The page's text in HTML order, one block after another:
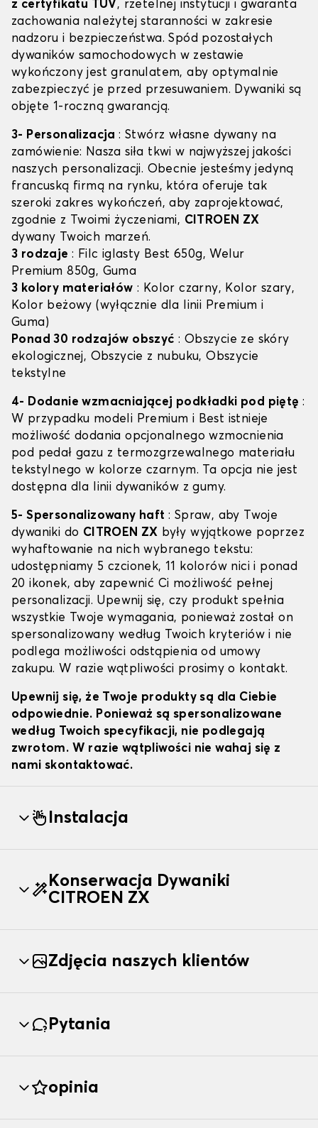
z certyfikatu TÜV, rzetelnej instytucji i gwaranta
zachowania należytej staranności w zakresie
nadzoru i bezpieczeństwa. Spód pozostałych
dywaników samochodowych w zestawie
wykończony jest granulatem, aby optymalnie
zabezpieczyć je przed przesuwaniem. Dywaniki są
objęte 1-roczną gwarancją.
3- Personalizacja: Stwórz własne dywany na
zamówienie: Nasza siła tkwi w najwyższej jakości
naszych personalizacji. Obecnie jesteśmy jedyną
francuską firmą na rynku, która oferuje tak
szeroki zakres wykończeń, aby zaprojektować,
zgodnie z Twoimi życzeniami, CITROEN ZX
dywany Twoich marzeń.
3 rodzaje : Filc iglasty Best 650g, Welur
Premium 850g, Guma
3 kolory materiałów : Kolor czarny, Kolor szary,
Kolor beżowy (wyłącznie dla linii Premium i
Guma)
Ponad 30 rodzajów obszyć : Obszycie ze skóry
ekologicznej, Obszycie z nubuku, Obszycie
tekstylne
4- Dodanie wzmacniającej podkładki pod piętę :
W przypadku modeli Premium i Best istnieje
możliwość dodania opcjonalnego wzmocnienia
pod pedał gazu z termozgrzewalnego materiału
tekstylnego w kolorze czarnym. Ta opcja nie jest
dostępna dla linii dywaników z gumy.
5- Spersonalizowany haft : Spraw, aby Twoje
dywaniki do CITROEN ZX były wyjątkowe poprzez
wyhaftowanie na nich wybranego tekstu:
udostępniamy 5 czcionek, 11 kolorów nici i ponad
20 ikonek, aby zapewnić Ci możliwość pełnej
personalizacji. Upewnij się, czy produkt spełnia
wszystkie Twoje wymagania, ponieważ został on
spersonalizowany według Twoich kryteriów i nie
podlega możliwości odstąpienia od umowy
zakupu. W razie wątpliwości prosimy o kontakt.
Upewnij się, że Twoje produkty są dla Ciebie
odpowiednie. Ponieważ są spersonalizowane
według Twoich specyfikacji, nie podlegają
zwrotom. W razie wątpliwości nie wahaj się z
nami skontaktować.
Instalacja
Konserwacja Dywaniki
CITROEN ZX
Zdjęcia naszych klientów
Pytania
opinia